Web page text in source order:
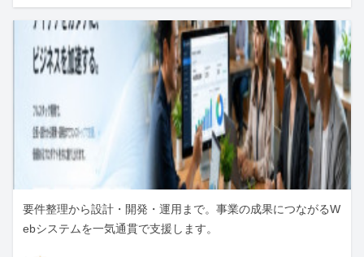
要件整理から設計・開発・運用まで。事業の成果につながるW
ebシステムを一気通貫で支援します。